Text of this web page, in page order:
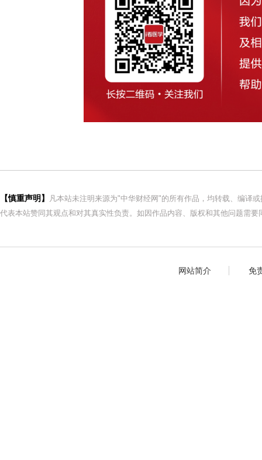
【慎重声明】
凡本站未注明来源为"中华财经网"的所有作品，均转载、编译
代表本站赞同其观点和对其真实性负责。如因作品内容、版权和其他问题需
网站简介 免